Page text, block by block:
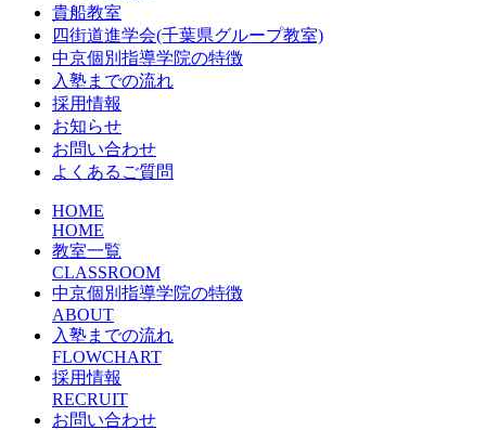
貴船教室
四街道進学会(千葉県グループ教室)
中京個別指導学院の特徴
入塾までの流れ
採用情報
お知らせ
お問い合わせ
よくあるご質問
HOME
HOME
教室一覧
CLASSROOM
中京個別指導学院の特徴
ABOUT
入塾までの流れ
FLOWCHART
採用情報
RECRUIT
お問い合わせ